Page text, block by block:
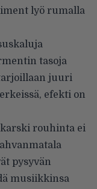
lyö rumalla
tasoja
juuri
efekti on
rouhinta ei
pysyvän
musiikkinsa